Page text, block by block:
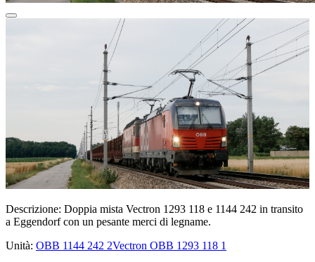
Descrizione: Doppia mista Vectron 1293 118 e 1144 242 in transito
a Eggendorf con un pesante merci di legname.
Unità: OBB 1144 242 2Vectron OBB 1293 118 1